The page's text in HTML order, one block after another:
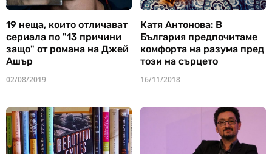
19 неща, които отличават
сериала по "13 причини
защо" от романа на Джей
Ашър
02/08/2019
Катя Антонова: В
България предпочитаме
комфорта на разума пред
този на сърцето
16/11/2018